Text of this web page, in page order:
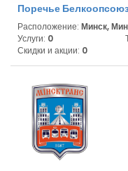
Поречье
Расположение: Минск,
Услуги: 0
Скидки и акции: 0